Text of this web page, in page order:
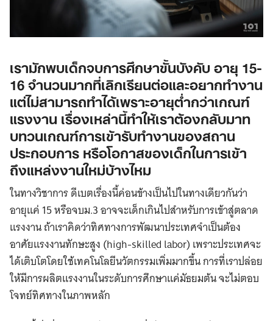
เรามักพบเด็กจบการศึกษาขั้นบังคับ อายุ 15-
16 จำนวนมากที่เลิกเรียนต่อและอยากทำงาน
แต่ไม่สามารถทำได้เพราะอายุต่ำกว่าเกณฑ์
แรงงาน เรื่องเหล่านี้ทำให้เราต้องกลับมาท
บทวนเกณฑ์การเข้ารับทำงานของสถาน
ประกอบการ หรือโอกาสของเด็กในการเข้า
ถึงแหล่งงานใหม่บ้างไหม
ในทางวิชาการ ดีเบตเรื่องนี้ค่อนข้างเป็นไปในทางเดียวกันว่า
อายุแค่ 15 หรือจบม.3 อาจจะเด็กเกินไปสําหรับการเข้าสู่ตลาด
แรงงาน ถ้าเราคิดว่าทิศทางการพัฒนาประเทศจำเป็นต้อง
อาศัยแรงงานทักษะสูง (high-skilled labor) เพราะประเทศจะ
ได้เติบโตโดยใช้เทคโนโลยีนวัตกรรมเพิ่มมากขึ้น การที่เราปล่อย
ให้มีการผลิตแรงงานในระดับการศึกษาแค่มัธยมต้น จะไม่ตอบ
โจทย์ทิศทางในภาพหลัก